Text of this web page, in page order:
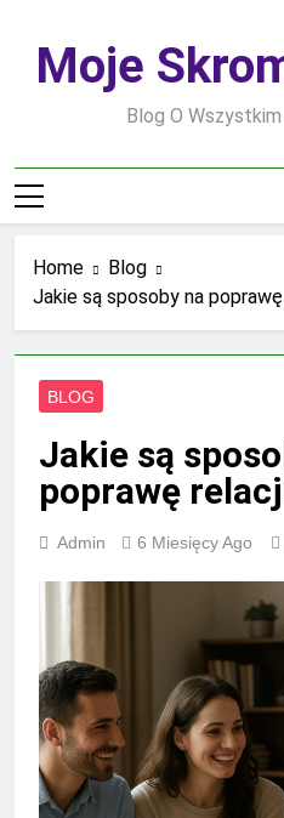
contentMoje
Blog O
Home
Blog
Jakie są sposoby na
BLOG
Jakie są
poprawę
Admin 6 Miesięcy Ago